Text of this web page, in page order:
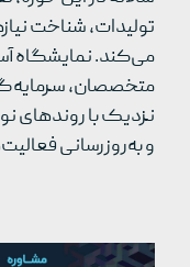
تولیدات، شناخت
می‌کند. نمایشگاه
متخصصان،
نزدیک با روندهای
و به‌روزرسانی